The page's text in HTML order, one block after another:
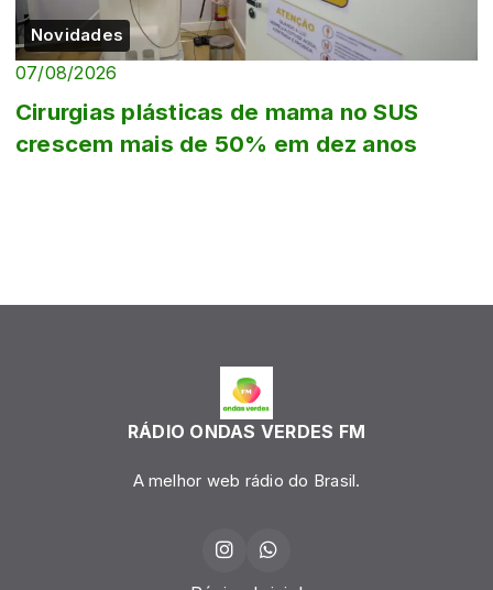
Novidades
07/08/2026
Cirurgias plásticas de mama no SUS
crescem mais de 50% em dez anos
RÁDIO ONDAS VERDES FM
A melhor web rádio do Brasil.